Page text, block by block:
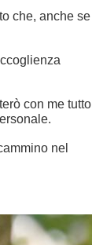
che, anche se
con me tutto
nel